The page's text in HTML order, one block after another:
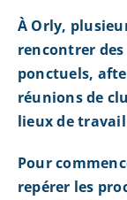
À Orly,
rencontrer
ponctuels,
réunions de
lieux de
Pour
repérer les